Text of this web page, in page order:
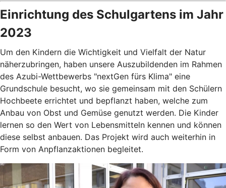
Einrichtung des Schulgartens im Jahr
2023
Um den Kindern die Wichtigkeit und Vielfalt der Natur
näherzubringen, haben unsere Auszubildenden im Rahmen
des Azubi-Wettbewerbs "nextGen fürs Klima" eine
Grundschule besucht, wo sie gemeinsam mit den Schülern
Hochbeete errichtet und bepflanzt haben, welche zum
Anbau von Obst und Gemüse genutzt werden. Die Kinder
lernen so den Wert von Lebensmitteln kennen und können
diese selbst anbauen. Das Projekt wird auch weiterhin in
Form von Anpflanzaktionen begleitet.